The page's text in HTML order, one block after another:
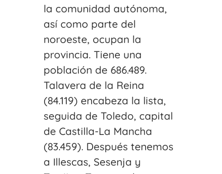
la comunidad autónoma,
así como parte del
noroeste, ocupan la
provincia. Tiene una
población de 686.489.
Talavera de la Reina
(84.119) encabeza la lista,
seguida de Toledo, capital
de Castilla-La Mancha
(83.459). Después tenemos
a Illescas, Sesenja y